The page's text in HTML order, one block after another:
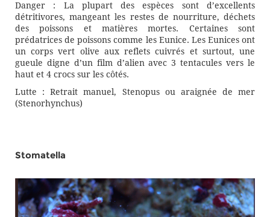
Danger : La plupart des espèces sont d’excellents
détritivores, mangeant les restes de nourriture, déchets
des poissons et matières mortes. Certaines sont
prédatrices de poissons comme les Eunice. Les Eunices ont
un corps vert olive aux reflets cuivrés et surtout, une
gueule digne d’un film d’alien avec 3 tentacules vers le
haut et 4 crocs sur les côtés.
Lutte : Retrait manuel, Stenopus ou araignée de mer
(Stenorhynchus)
Stomatella